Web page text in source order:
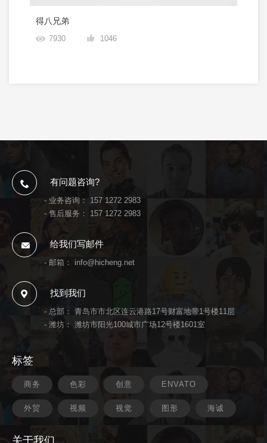
得八兄弟
7930 1046
有问题咨询?
- 业务咨询： 157 1272 2983
- 售后服务： 157 1272 2983
给我们写邮件
- 邮箱： info@hicheng.net
找到我们
- 总部： 青岛市市北区连云港路17号财富地带1号楼11层
- 潍坊： 潍坊市阳光100城市广场12号楼1601室
标签
商务 色彩 创意 ENVATO
外贸 视频 视觉 图形 海诚
关于我们